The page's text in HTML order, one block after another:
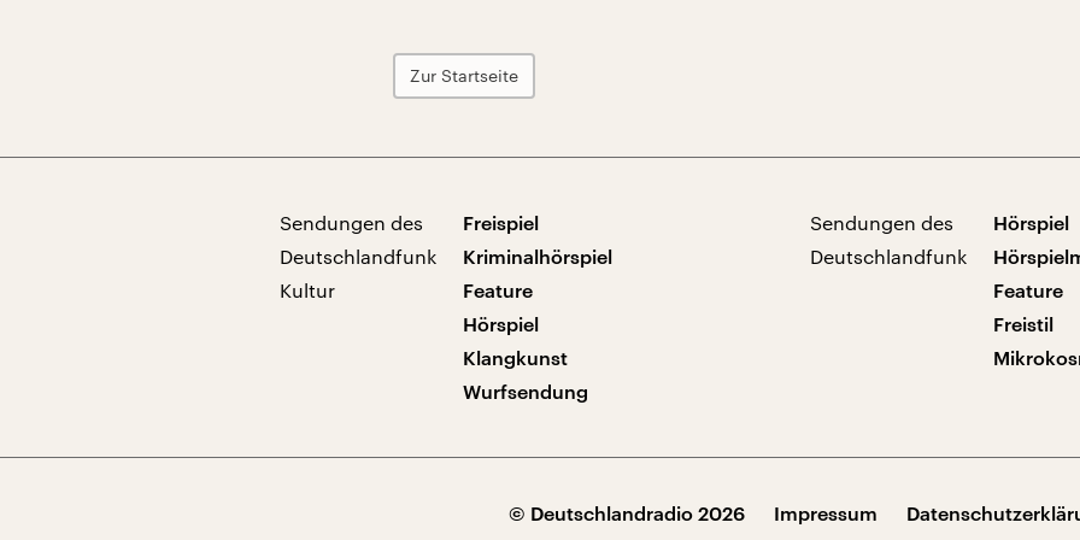
Zur Startseite
Sendungen des
Deutschlandfunk
Kultur
Freispiel
Kriminalhörspiel
Feature
Hörspiel
Klangkunst
Wurfsendung
Sendungen des
Deutschlandfunk
Hörspiel
Feature
Freistil
© Deutschlandradio 2026 Impressum